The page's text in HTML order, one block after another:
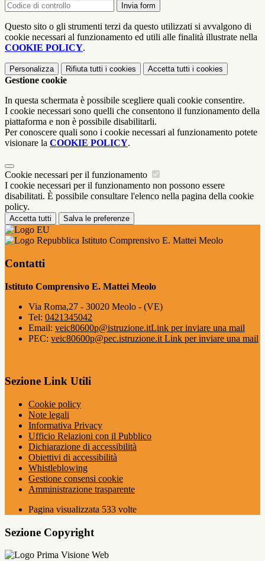
Invia form
Questo sito o gli strumenti terzi da questo utilizzati si avvalgono di
cookie necessari al funzionamento ed utili alle finalità illustrate nella
COOKIE POLICY.
Personalizza Rifiuta tutti i cookies Accetta tutti i cookies
Gestione cookie
In questa schermata è possibile scegliere quali cookie consentire.
I cookie necessari sono quelli che consentono il funzionamento della
piattaforma e non è possibile disabilitarli.
Per conoscere quali sono i cookie necessari al funzionamento potete
visionare la COOKIE POLICY.
Cookie necessari per il funzionamento
I cookie necessari per il funzionamento non possono essere
disabilitati. È possibile consultare l'elenco nella pagina della cookie
policy.
Accetta tutti Salva le preferenze
Istituto Comprensivo E. Mattei Meolo
Contatti
Istituto Comprensivo E. Mattei Meolo
Via Roma,27 - 30020 Meolo - (VE)
Tel: 0421345042
Email: veic80600p@istruzione.itLink per inviare una mail
PEC: veic80600p@pec.istruzione.it Link per inviare una mail
Sezione Link Utili
Cookie policy
Note legali
Informativa Privacy
Ufficio Relazioni con il Pubblico
Dichiarazione di accessibilità
Obiettivi di accessibilità
Whistleblowing
Gestione consensi cookie
Amministrazione trasparente
Pagina visualizzata 533 volte
Sezione Copyright